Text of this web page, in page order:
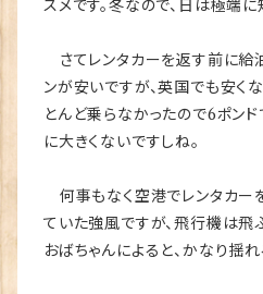
スメです。冬なので、日は極端に
さてレンタカーを返す前に給
ンが安いですが、英国でも安く
とんど乗らなかったので6ポン
に大きくないですしね。
何事もなく空港でレンタカー
ていた強風ですが、飛行機は飛
おばちゃんによると、かなり揺れ